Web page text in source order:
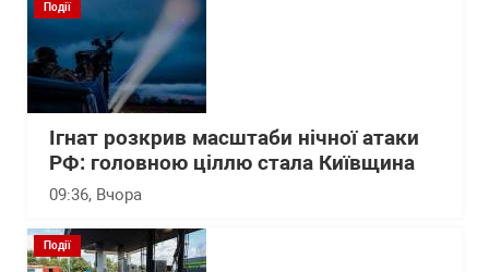
Події
Ігнат розкрив масштаби нічної атаки
РФ: головною ціллю стала Київщина
09:36, Вчора
Події